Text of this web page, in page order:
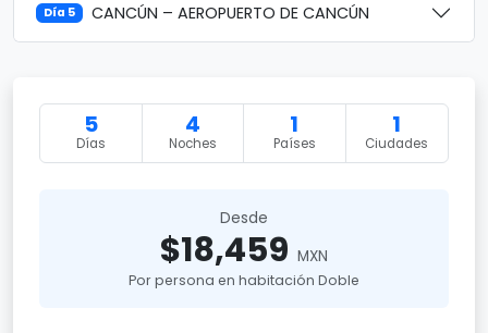
Día 5 CANCÚN – AEROPUERTO DE CANCÚN
5
Días
4
Noches
1
Países
1
Ciudades
Desde
$18,459 MXN
Por persona en habitación Doble